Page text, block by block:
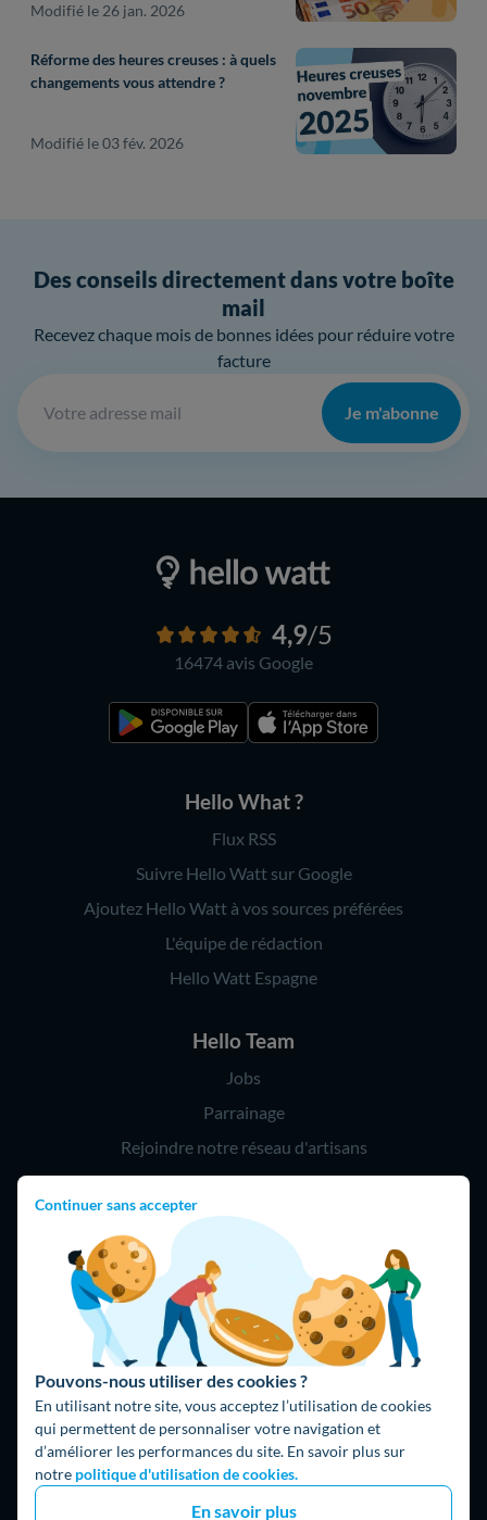
Continuer sans accepter
Pouvons-nous utiliser des cookies ?
En utilisant notre site, vous acceptez l’utilisation de cookies
qui permettent de personnaliser votre navigation et
d’améliorer les performances du site. En savoir plus sur
notre politique d'utilisation de cookies.
En savoir plus
Modifié le 26 jan. 2026
Réforme des heures creuses : à quels
changements vous attendre ?
Modifié le 03 fév. 2026
Des conseils directement dans votre boîte
mail
Recevez chaque mois de bonnes idées pour réduire votre
facture
Je m'abonne
4,9/5
16474 avis Google
Hello What ?
Flux RSS
Suivre Hello Watt sur Google
Ajoutez Hello Watt à vos sources préférées
L'équipe de rédaction
Hello Watt Espagne
Hello Team
Jobs
Parrainage
Rejoindre notre réseau d'artisans
Hello !
09 75 18 60 60
(8h-21h)
75018 Paris
Fait avec ⚡ par Hello Watt
© 2026 Hello Watt |CGU|Mentions légales